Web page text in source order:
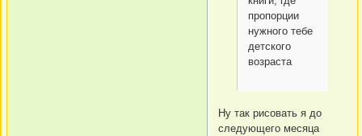
пропорции
нужного тебе
детского
возраста
Ну так рисовать я до
следующего месяца